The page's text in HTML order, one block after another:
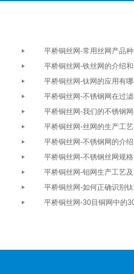
平桥铜丝网-常用丝网产品
平桥铜丝网-铁丝网的介绍
平桥铜丝网-钛网的应用有
平桥铜丝网-不锈钢网在过
平桥铜丝网-我们的不锈钢
平桥铜丝网-丝网的生产工
平桥铜丝网-不锈钢网的介绍
平桥铜丝网-不锈钢丝网规
平桥铜丝网-钼网生产工艺
平桥铜丝网-如何正确识别
平桥铜丝网-30目铜网中的